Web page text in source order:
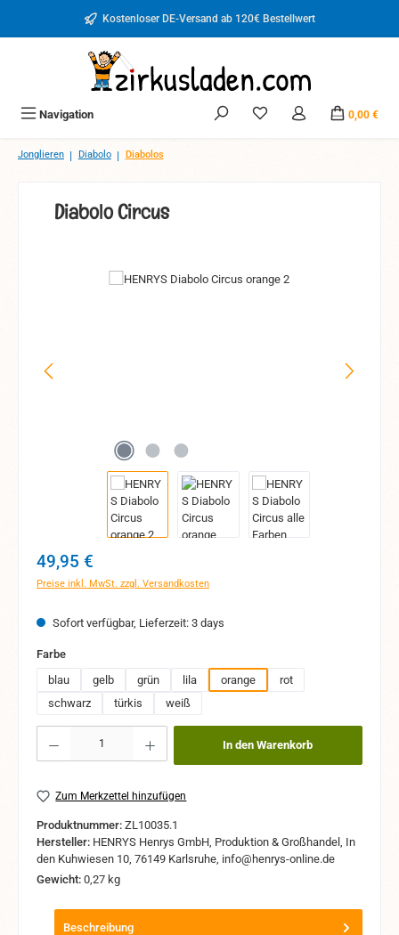
Zum Hauptinhalt springenKostenloser DE-Versand ab 120€ Bestellwert
Navigation Du hast 0 Produkte auf
0,00 €
Jonglieren | Diabolo | Diabolos
Diabolo Circus
Bildergalerie überspringen
Regulärer Preis:
49,95 €
Preise inkl. MwSt. zzgl. Versandkosten
Sofort verfügbar, Lieferzeit: 3 days
Farbeauswählen
blau
gelb grün lila orange
rot
schwarz
türkis weiß
In den Warenkorb
Zum Merkzettel hinzufügen
Produktnummer: ZL10035.1
Hersteller: HENRYS Henrys GmbH, Produktion & Großhandel, In
den Kuhwiesen 10, 76149 Karlsruhe, info@henrys-online.de
Gewicht: 0,27 kg
Beschreibung